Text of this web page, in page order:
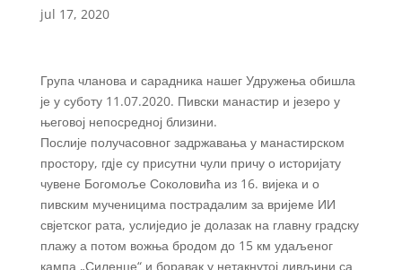
jul 17, 2020
Група чланова и сарадника нашег Удружења обишла
је у суботу 11.07.2020. Пивски манастир и језеро у
његовој непосредној близини.
Послије получасовног задржавања у манастирском
простору, гдjе су присутни чули причу о историјату
чувене Богомоље Соколовића из 16. вијека и о
пивским мученицима пострадалим за вријеме ИИ
свјетског рата, услиједио је долазак на главну градску
плажу а потом вожња бродом до 15 км удаљеног
кампа „Силенце“ и боравак у нетакнутој дивљини са